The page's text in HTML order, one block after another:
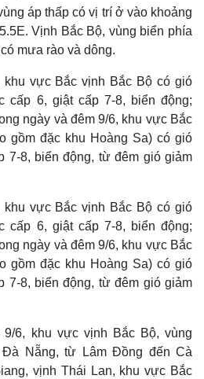
Multimedia
Video
Ảnh
E-Magazine
Infographic
áp thấp có vị trí ở vào khoảng
Vịnh Bắc Bộ, vùng biển phía
mưa rào và dông.
vực Bắc vịnh Bắc Bộ có gió
cấp 6, giật cấp 7-8, biển động;
ngày và đêm 9/6, khu vực Bắc
gồm đặc khu Hoàng Sa) có gió
7-8, biển động, từ đêm gió giảm
vực Bắc vịnh Bắc Bộ có gió
cấp 6, giật cấp 7-8, biển động;
ngày và đêm 9/6, khu vực Bắc
gồm đặc khu Hoàng Sa) có gió
7-8, biển động, từ đêm gió giảm
9/6, khu vực vịnh Bắc Bộ, vùng
Nẵng, từ Lâm Đồng đến Cà
vịnh Thái Lan, khu vực Bắc